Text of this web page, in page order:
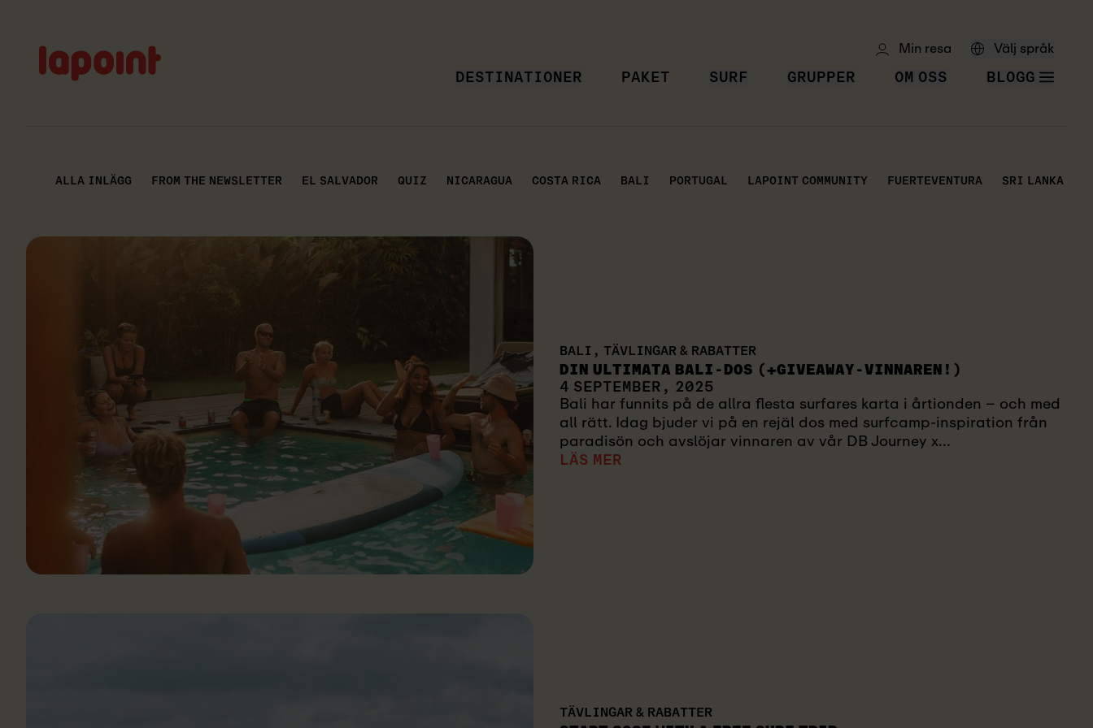
Lapoint
Min resa Välj språk
DESTINATIONER PAKET SURF GRUPPER OM OSS BLOGG
ALLA INLÄGG FROM THE NEWSLETTER EL SALVADOR QUIZ NICARAGUA COSTA RICA BALI PORTUGAL LAPOINT COMMUNITY FUERTEVENTURA SRI LANKA
BALI, TÄVLINGAR & RABATTER
DIN ULTIMATA BALI-DOS (+GIVEAWAY-VINNAREN!)
4 SEPTEMBER, 2025
Bali har funnits på de allra flesta surfares karta i årtionden – och med
all rätt. Idag bjuder vi på en rejäl dos med surfcamp-inspiration från
paradisön och avslöjar vinnaren av vår DB Journey x...
LÄS MER
TÄVLINGAR & RABATTER